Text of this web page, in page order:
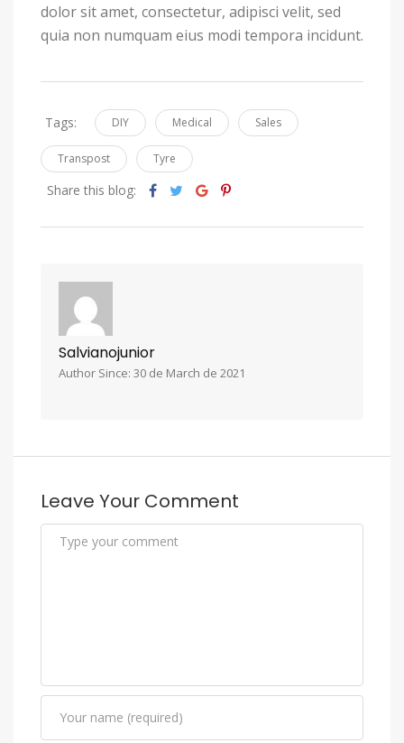
dolor sit amet, consectetur, adipisci velit, sed
quia non numquam eius modi tempora incidunt.
Tags: DIY Medical Sales
Transpost Tyre
Share this blog:
Salvianojunior
Author Since: 30 de March de 2021
Leave Your Comment